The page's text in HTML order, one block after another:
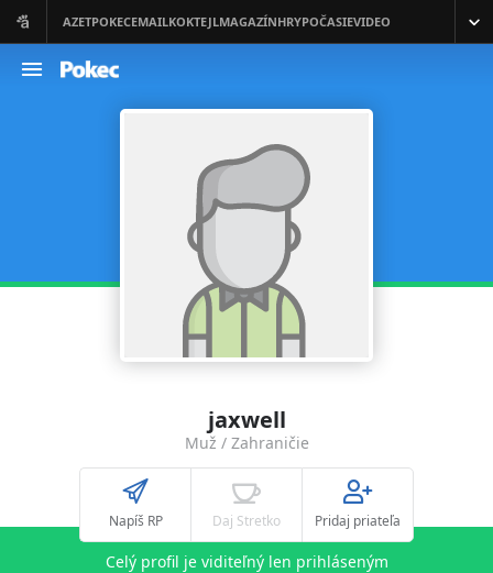
jaxwell
Muž / Zahraničie
Napíš RP Daj Stretko Pridaj priateľa
Celý profil je viditeľný len prihláseným